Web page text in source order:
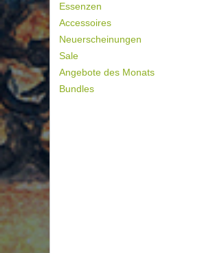
Essenzen
Accessoires
Neuerscheinungen
Sale
Angebote des Monats
Bundles